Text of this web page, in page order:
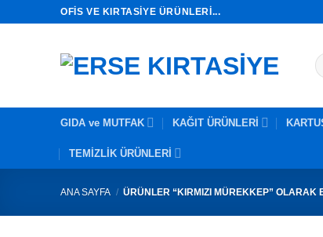
OFIS VE KIRTASIYE ÜRÜNLERI...
GIDA ve MUTFAK KAĞIT ÜRÜNLERİ
TEMİZLİK ÜRÜNLERİ
ANA SAYFA / ÜRÜNLER “KIRMIZI MÜREKKEP” OLARAK